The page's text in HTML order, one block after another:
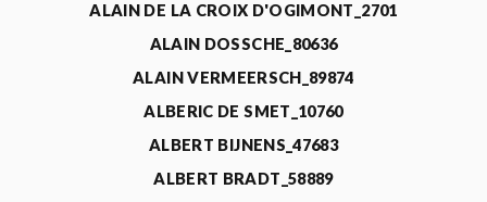
ALAIN DE LA CROIX D'OGIMONT_2701
ALAIN DOSSCHE_80636
ALAIN VERMEERSCH_89874
ALBERIC DE SMET_10760
ALBERT BIJNENS_47683
ALBERT BRADT_58889